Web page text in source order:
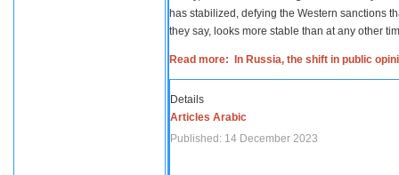
has stabilized, defying the Western sanctions
they say, looks more stable than at any other
Read more: In Russia, the shift in public
Details
Articles Arabic
Published: 14 December 2023